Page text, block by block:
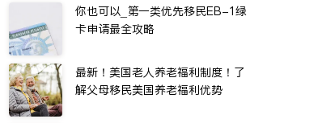
你也可以_第一类优先移民EB-1绿
卡申请最全攻略
最新！美国老人养老福利制度！了
解父母移民美国养老福利优势